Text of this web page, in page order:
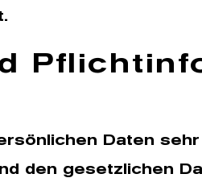
Daten
den gesetzlichen